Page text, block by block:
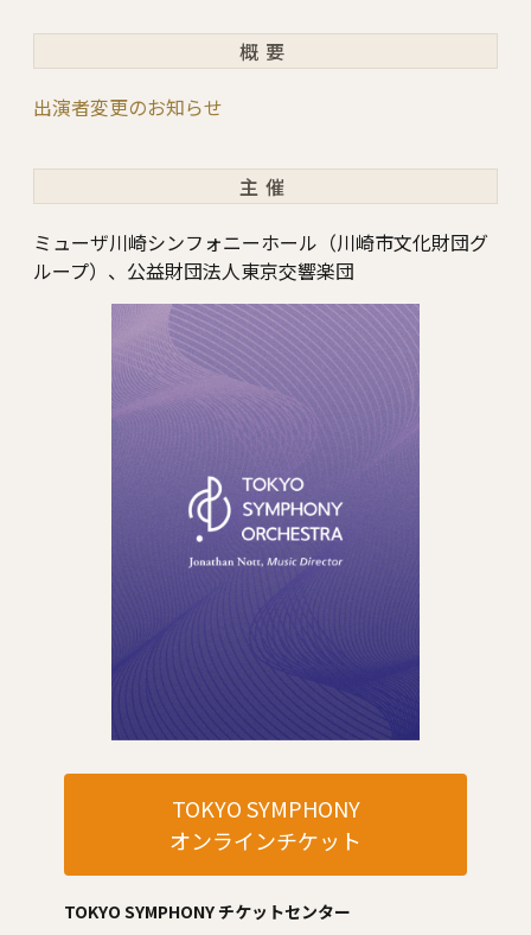
概要
出演者変更のお知らせ
主催
ミューザ川崎シンフォニーホール（川崎市文化財団グ
ループ）、公益財団法人東京交響楽団
TOKYO SYMPHONY
オンラインチケット
TOKYO SYMPHONY チケットセンター